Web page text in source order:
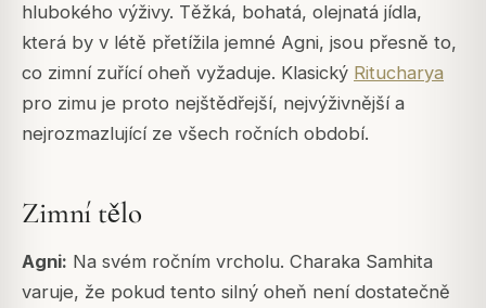
hlubokého výživy. Těžká, bohatá, olejnatá jídla,
která by v létě přetížila jemné Agni, jsou přesně to,
co zimní zuřící oheň vyžaduje. Klasický Ritucharya
pro zimu je proto nejštědřejší, nejvýživnější a
nejrozmazlující ze všech ročních období.
Zimní tělo
Agni: Na svém ročním vrcholu. Charaka Samhita
varuje, že pokud tento silný oheň není dostatečně